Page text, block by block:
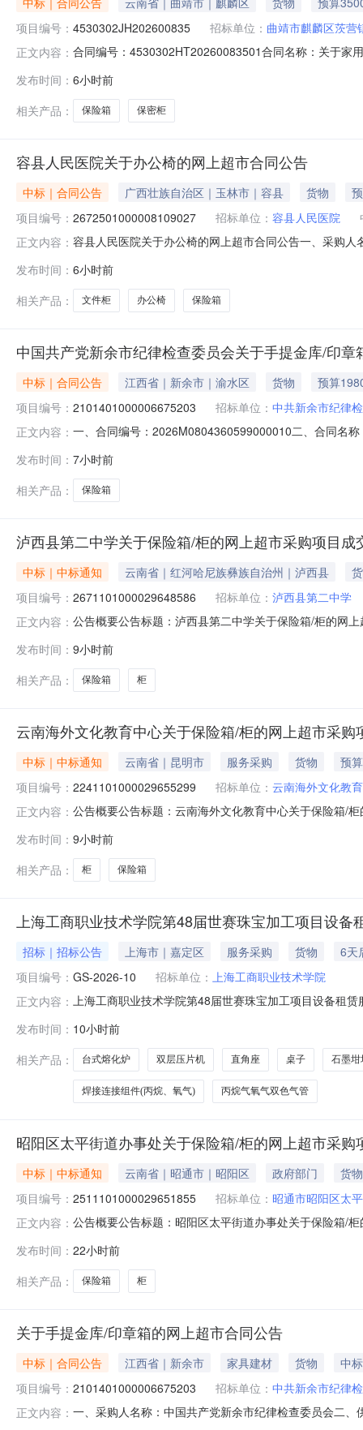
项目编号： 4530302JH202600835 招标单位： 曲靖市麒麟区茨营
正文内容： 合同编号：4530302HT20260083501合同名称：关于家
公告日期：2026-08-06代理机构：进口产品审核前公示
发布时间： 6小时前
相关产品：
保险箱 保密柜
容县人民医院关于办公椅的网上超市合同公告
中标｜合同公告 广西壮族自治区｜玉林市｜容县 货物
项目编号： 2672501000008109027 招标单位： 容县人民医院
正文内容： 容县人民医院关于办公椅的网上超市合同公告一、采购
椅转椅把3.0046013802宝睿之星D-25保险箱/柜宝睿之
发布时间： 6小时前
相关产品：
文件柜 办公椅 保险箱
中国共产党新余市纪律检查委员会关于手提金库/印
中标｜合同公告 江西省｜新余市｜渝水区 货物
预算
项目编号： 2101401000006675203 招标单位： 中共新余市纪律
正文内容： 一、合同编号：2026M0804360599000010二、合同名
化传播有限公司地址：江西省新余市渝水区江西省新余
发布时间： 7小时前
相关产品：
保险箱
泸西县第二中学关于保险箱/柜的网上超市采购项目成
中标｜中标通知 云南省｜红河哈尼族彝族自治州｜泸西县
项目编号： 2671101000029648586 招标单位： 泸西县第二中学
正文内容： 公告概要公告标题：泸西县第二中学关于保险箱/柜的网
号：2671101000029648586项目联系人：张惠萍项目
发布时间： 9小时前
相关产品：
保险箱 柜
云南海外文化教育中心关于保险箱/柜的网上超市采购
中标｜中标通知 云南省｜昆明市 服务采购 货物
预
项目编号： 2241101000029655299 招标单位： 云南海外文化教
正文内容： 公告概要公告标题：云南海外文化教育中心关于保险箱/
采购项目项目编号：2241101000029655299项目联系
发布时间： 9小时前
相关产品：
柜 保险箱
上海工商职业技术学院第48届世赛珠宝加工项目设备
招标｜招标公告 上海市｜嘉定区 服务采购 货物
6天
项目编号： GS-2026-10 招标单位： 上海工商职业技术学院
正文内容： 上海工商职业技术学院第48届世赛珠宝加工项目设备租
备租赁服务2.招标内容：19种设备租赁，租赁期为40历
60mm最大轧制厚
发布时间： 10小时前
相关产品：
台式熔化炉 双层压片机 直角座 桌子 石墨坩
焊接连接组件(丙烷、氧气) 丙烷气氧气双色气管
昭阳区太平街道办事处关于保险箱/柜的网上超市采购
中标｜中标通知 云南省｜昭通市｜昭阳区 政府部门
货物
项目编号： 2511101000029651855 招标单位： 昭通市昭阳区太
正文内容： 公告概要公告标题：昭阳区太平街道办事处关于保险箱/
市采购项目项目编号：2511101000029651855项目联
发布时间： 22小时前
相关产品：
保险箱 柜
关于手提金库/印章箱的网上超市合同公告
中标｜合同公告 江西省｜新余市 家具建材 货物
中
项目编号： 2101401000006675203 招标单位： 中共新余市纪律
正文内容： 一、采购人名称：中国共产党新余市纪律检查委员会二